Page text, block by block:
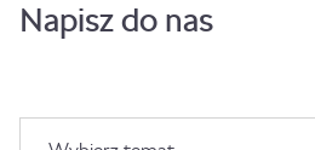
Napisz do nas